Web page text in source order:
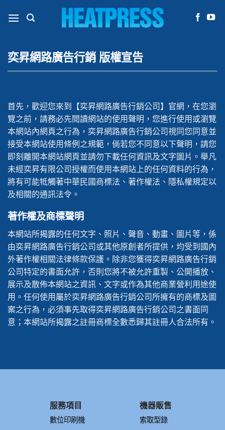
奕昇網路廣告行銷 版權宣告
首先，歡迎您來到【奕昇網路廣告行銷公司】官網，在您瀏
覽之前，請務必先閱讀網站的使用聲明，您進行使用或瀏覽
本網站內網頁之行為，奕昇網路廣告行銷公司視同您同意並
接受本網站使用條例之規範，倘若您不同意以下聲明，請您
即刻離開本網站網頁並請勿下載任何資訊及文字圖片。舉凡
未經奕昇有限公司授權而使用本網站上的任何資料的行為，
將有可能牴觸著中華民國商標法、著作權法、隱私權規定以
及相關的通訊法令。
著作權及商標聲明
本網站所揭露的任何文字、照片、聲音、動畫、圖片等，係
由奕昇網路廣告行銷公司或其他原創者所提供，均受到國內
外著作權相關法律條款保護。除非您獲得奕昇網路廣告行銷
公司特定的書面允許，否則您將不被允許重製、公開播放、
展示及散佈本網站之資訊、文字或作為其他商業營利用途使
用。任何使用屬於奕昇網路廣告行銷公司所擁有的商標及圖
案之行為，必須事先取得奕昇網路廣告行銷公司之書面同
意；本網站所揭露之註冊商標全數悉歸其註冊人合法所有。
服務項目
數位印刷機
機器販售
索取型錄